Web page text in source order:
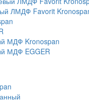
ЛМДФ Favorit
МДФ Kronospan
МДФ EGGER